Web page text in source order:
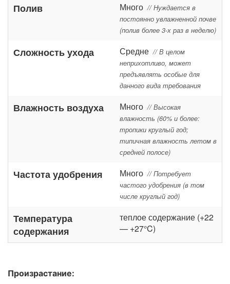
Полив Много // Нуждается в
постоянно увлажненной почве
(полив более 3-х раз в неделю)
Сложность ухода Средне // В целом
неприхотливо, может
предъявлять особые для
данного вида требования
Влажность воздуха Много // Высокая
влажность (60% и более:
тропики круглый год;
типичная влажность летом в
средней полосе)
Частота удобрения Много // Потребует
частого удобрения (в том
числе круглый год)
Температура
содержания
теплое содержание (+22
— +27°C)
Произрастание: